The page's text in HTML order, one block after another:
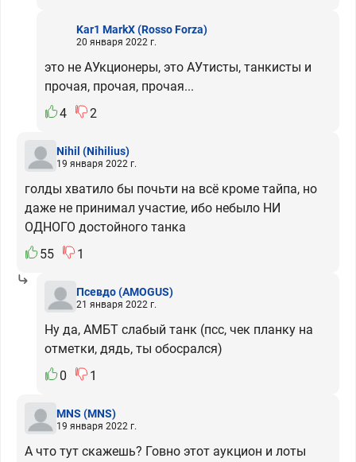
Kar1 MarkX(Rosso Forza)
20 января 2022 г.
это не АУкционеры, это АУтисты, танкисты и
прочая, прочая, прочая...
4
2
Nihil (Nihilius)
19 января 2022 г.
голды хватило бы почьти на всё кроме тайпа, но
даже не принимал участие, ибо небыло НИ
ОДНОГО достойного танка
55
1
Псевдо(AMOGUS)
21 января 2022 г.
Ну да, АМБТ слабый танк (псс, чек планку на
отметки, дядь, ты обосрался)
0
1
MNS (MNS)
19 января 2022 г.
А что тут скажешь? Говно этот аукцион и лоты